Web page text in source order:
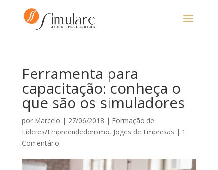
Ferramenta para
capacitação: conheça o
que são os simuladores
por Marcelo | 27/06/2018 | Formação de
Líderes/Empreendedorismo, Jogos de Empresas | 1
Comentário